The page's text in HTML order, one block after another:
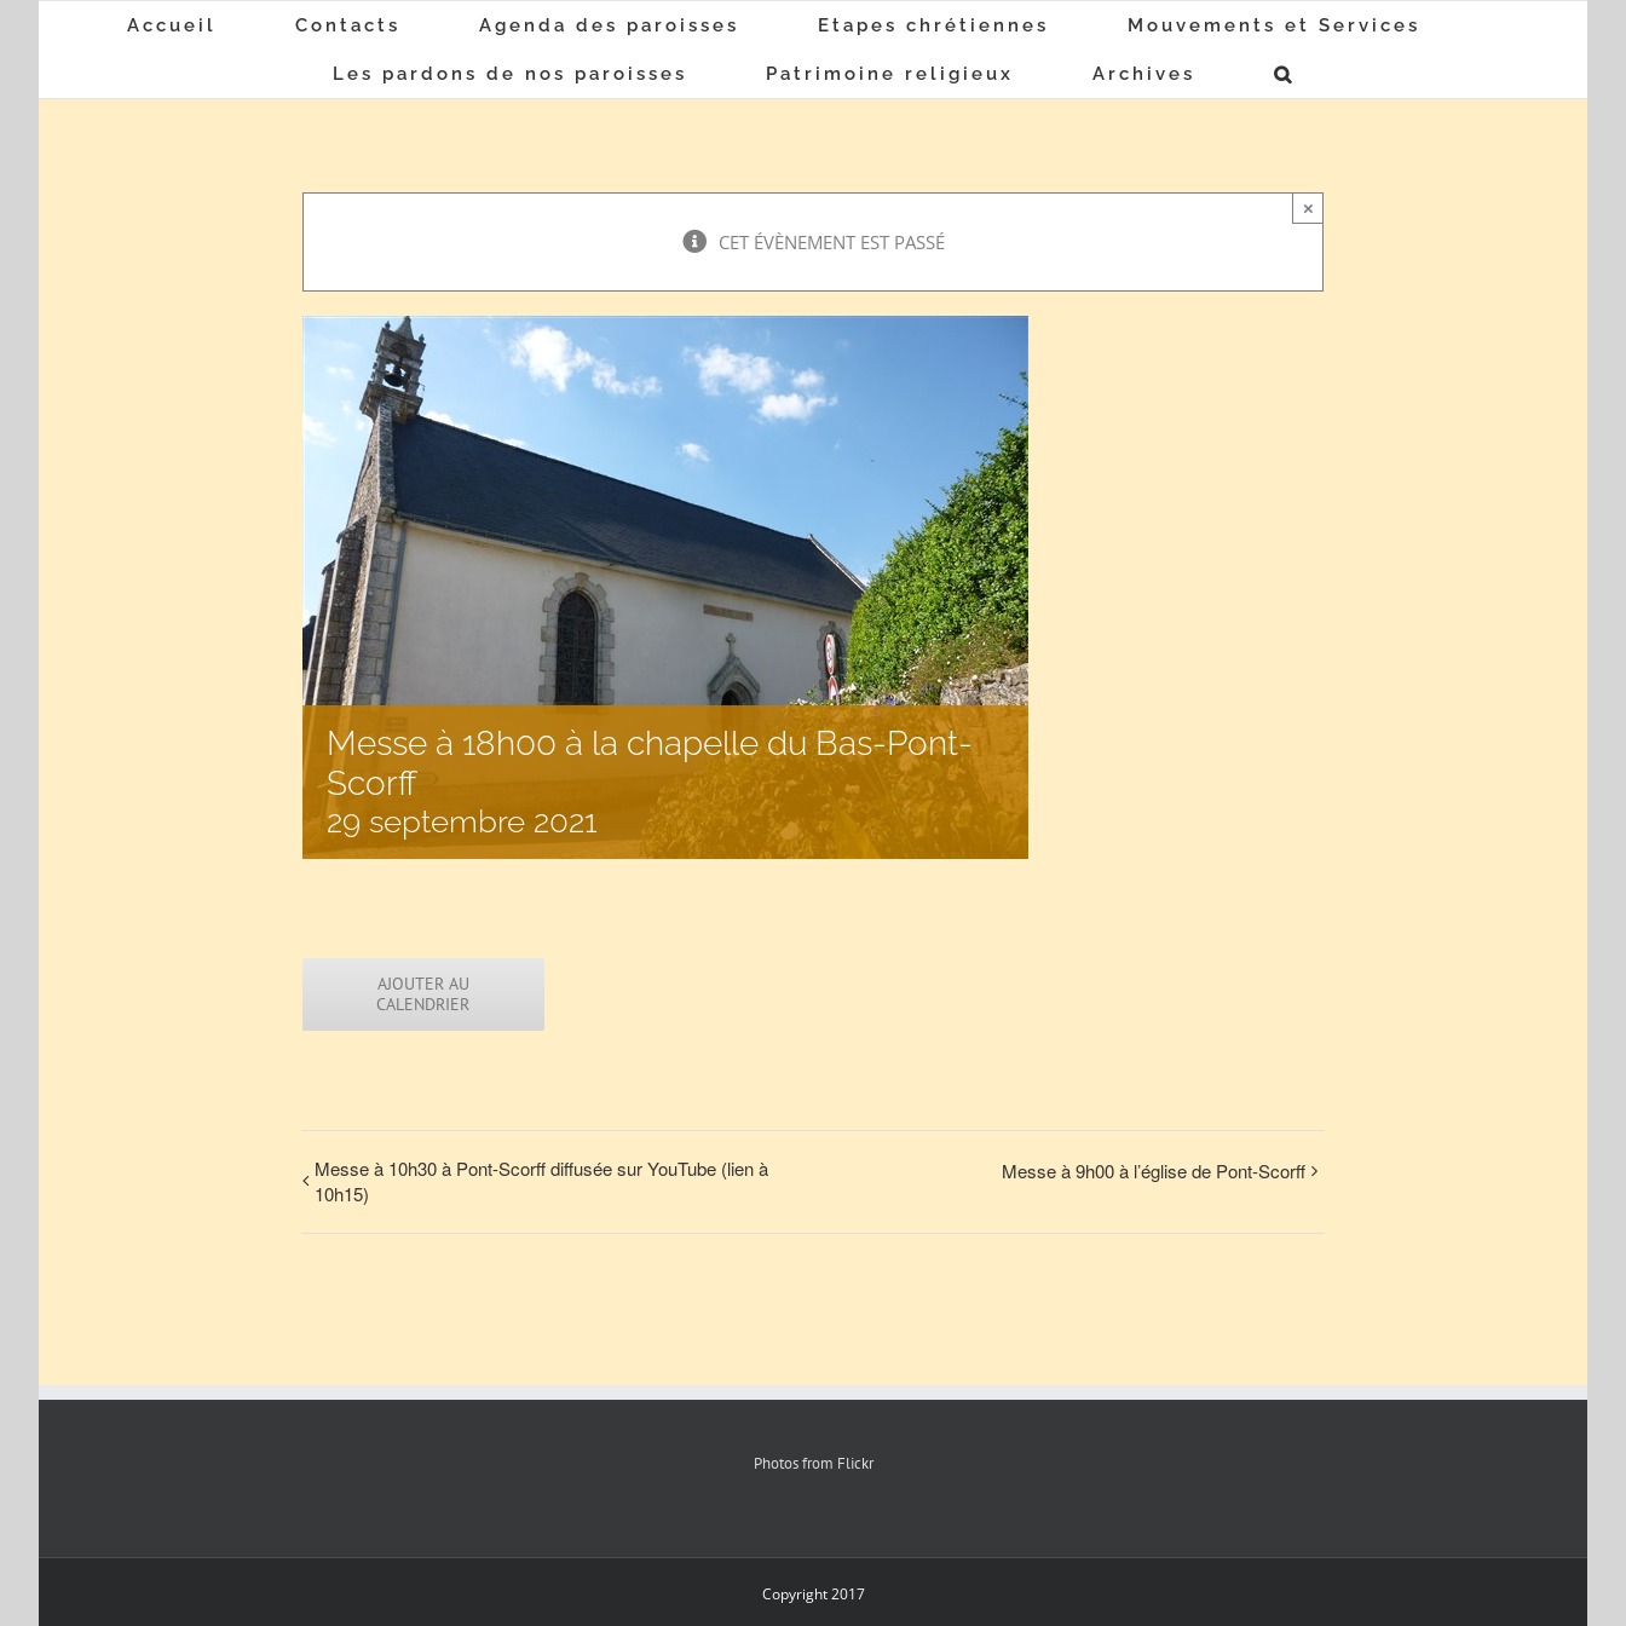
Accueil Contacts Agenda des paroisses Etapes chrétiennes Mouvements et Services
Les pardons de nos paroisses Patrimoine religieux Archives
CET ÉVÈNEMENT EST PASSÉ
×
Messe à 18h00 à la chapelle du Bas-Pont-
Scorff
29 septembre 2021
AJOUTER AU
CALENDRIER
Messe à 10h30 à Pont-Scorff diffusée sur YouTube (lien à
10h15)
Messe à 9h00 à l’église de Pont-Scorff
Photos from Flickr
Copyright 2017